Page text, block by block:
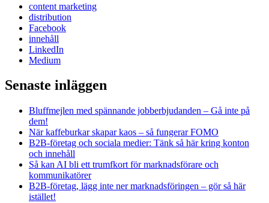
content marketing
distribution
Facebook
innehåll
LinkedIn
Medium
Senaste inläggen
Bluffmejlen med spännande jobberbjudanden – Gå inte på
dem!
När kaffeburkar skapar kaos – så fungerar FOMO
B2B-företag och sociala medier: Tänk så här kring konton
och innehåll
Så kan AI bli ett trumfkort för marknadsförare och
kommunikatörer
B2B-företag, lägg inte ner marknadsföringen – gör så här
istället!